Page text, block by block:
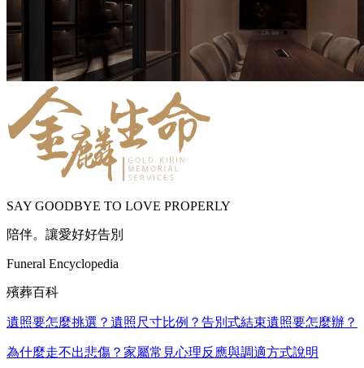
SAY GOODBYE TO LOVE PROPERLY
陪伴。讓愛好好告別
Funeral Encyclopedia
殯葬百科
遺照要怎麼挑選？遺照尺寸比例？告別式結束遺照要怎麼辦？
為什麼走不出悲傷？家屬常見心理反應與調適方式說明